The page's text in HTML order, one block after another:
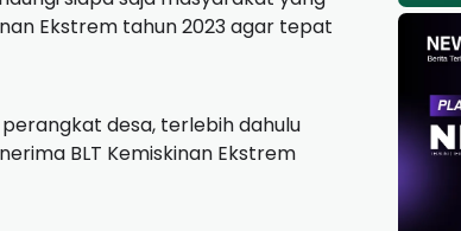
Ekstrem tahun 2023 agar tepat
desa, terlebih dahulu
BLT Kemiskinan Ekstrem